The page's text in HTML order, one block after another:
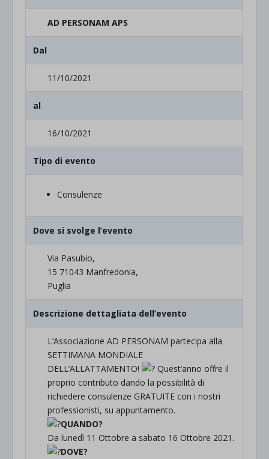
AD PERSONAM APS
Dal
11/10/2021
al
16/10/2021
Tipo di evento
Consulenze
Dove si svolge l’evento
Via Pasubio,
15 71043 Manfredonia,
Puglia
Descrizione dettagliata dell’evento
L’Associazione AD PERSONAM partecipa alla
SETTIMANA MONDIALE
DELL’ALLATTAMENTO!
Quest’anno offre il
proprio contributo dando la possibilità di
richiedere consulenze GRATUITE con i nostri
professionisti, su appuntamento.
QUANDO?
Da lunedì 11 Ottobre a sabato 16 Ottobre 2021.
DOVE?